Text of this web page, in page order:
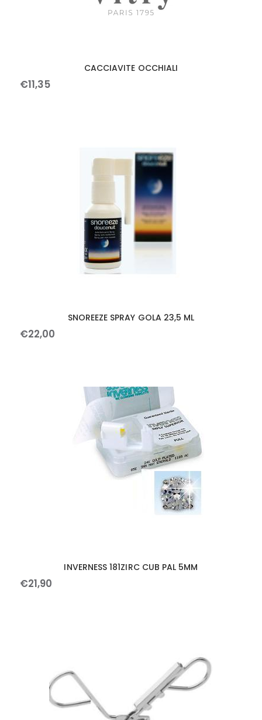
CACCIAVITE OCCHIALI
€11,35
SNOREEZE SPRAY GOLA 23,5 ML
€22,00
INVERNESS 181ZIRC CUB PAL 5MM
€21,90